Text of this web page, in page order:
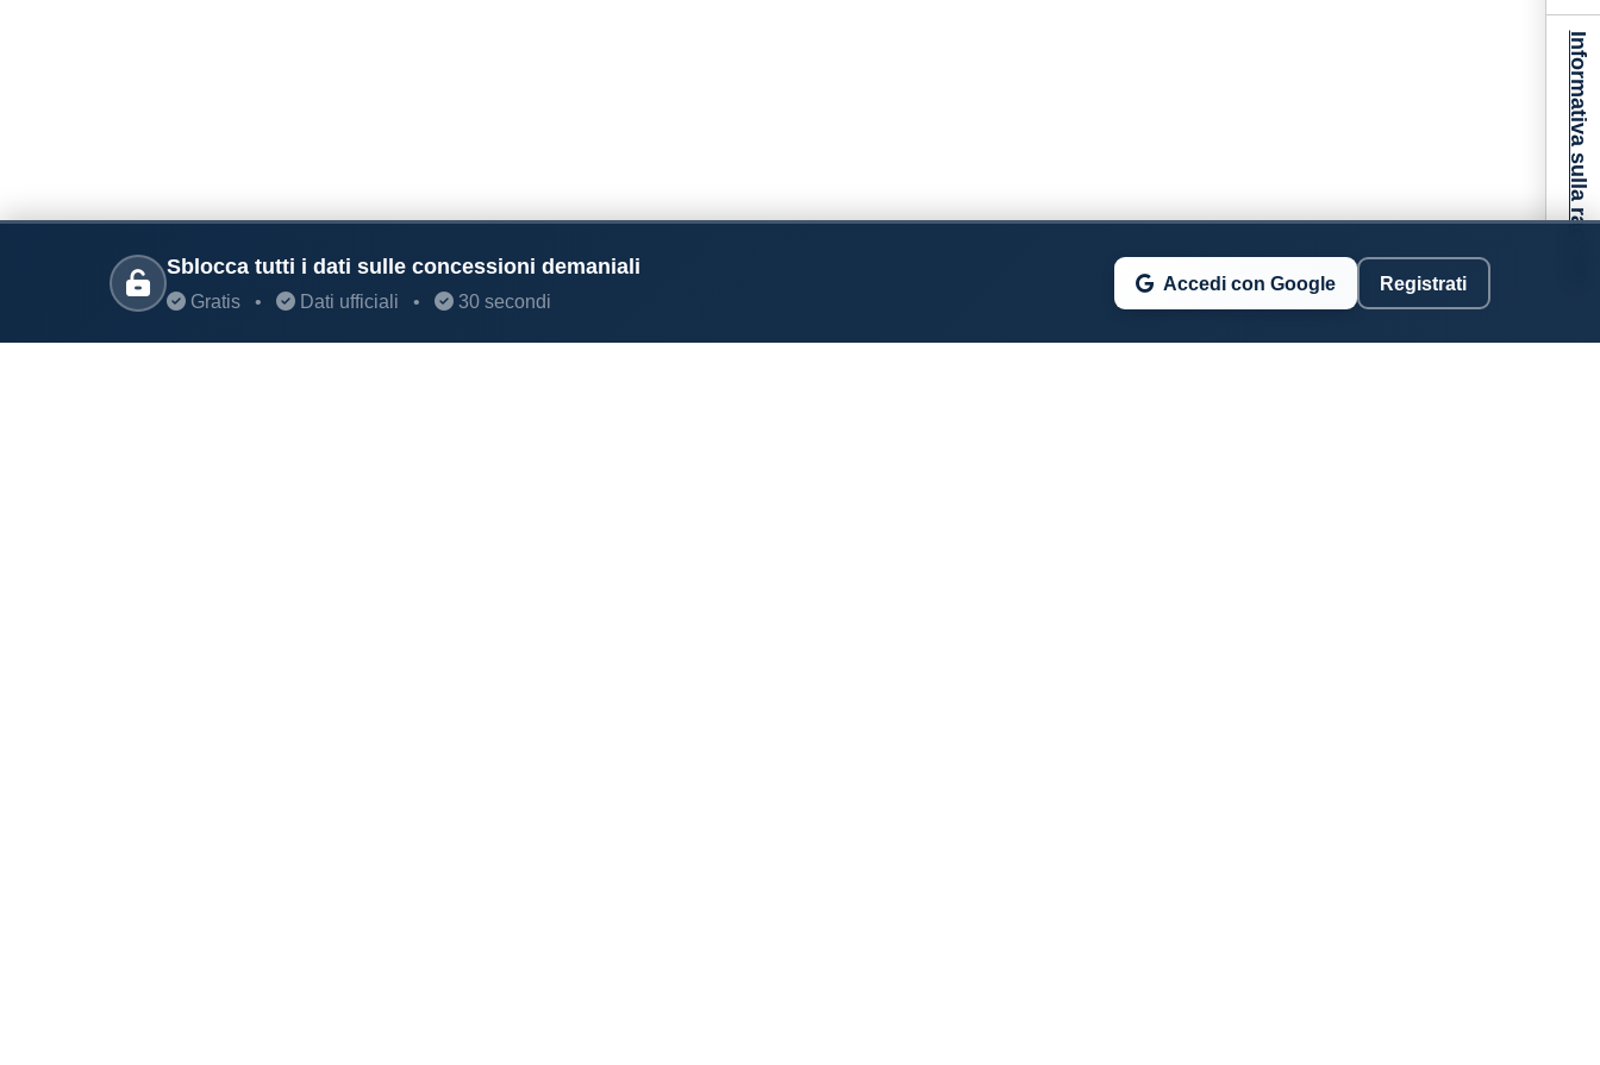
Sblocca tutti i dati sulle concessioni demaniali
Gratis • Dati ufficiali • 30 secondi
Accedi con Google Registrati Informativa sulla raccolta